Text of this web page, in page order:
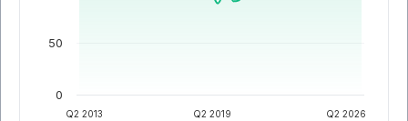
Q2 2013 Q2 2019 Q2 2026
0
50